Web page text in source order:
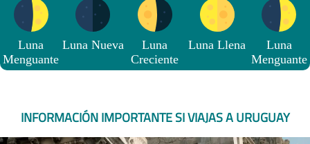
Luna
Menguante
Luna Nueva
Luna
Creciente
Luna Llena
Luna
Menguante
INFORMACIÓN IMPORTANTE SI VIAJAS A URUGUAY